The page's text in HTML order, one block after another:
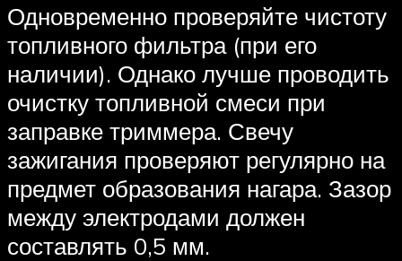
Одновременно проверяйте чистоту
топливного фильтра (при его
наличии). Однако лучше проводить
очистку топливной смеси при
заправке триммера. Свечу
зажигания проверяют регулярно на
предмет образования нагара. Зазор
между электродами должен
составлять 0,5 мм.